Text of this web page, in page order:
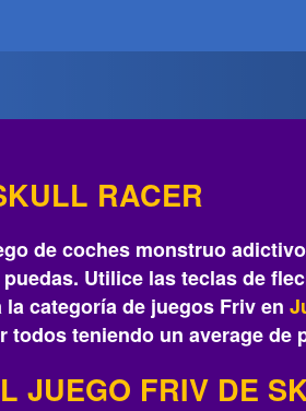
RACER
de coches monstruo
Utilice las teclas de
categoría de juegos Friv en
todos teniendo un average de
JUEGO FRIV DE